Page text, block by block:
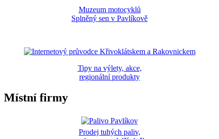
Muzeum motocyklů
Splněný sen v Pavlíkově
Tipy na výlety, akce,
regionální produkty
Místní firmy
Prodej tuhých paliv,